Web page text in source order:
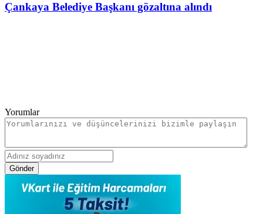
Çankaya Belediye Başkanı gözaltına alındı
Yorumlar
Gönder